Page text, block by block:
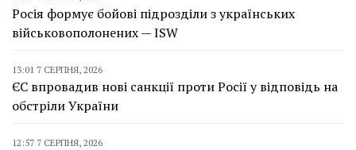
Росія формує бойові підрозділи з українських
військовополонених — ISW
13:01 7 СЕРПНЯ, 2026
ЄС впровадив нові санкції проти Росії у відповідь на
обстріли України
12:57 7 СЕРПНЯ, 2026